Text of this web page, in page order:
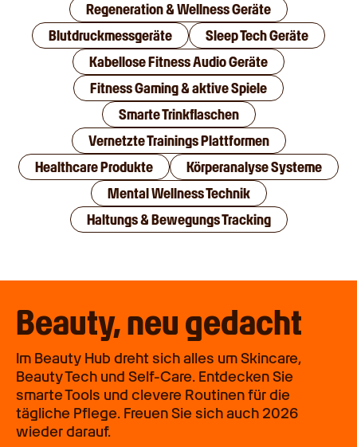
Regeneration & Wellness Geräte
Blutdruckmessgeräte
Sleep Tech Geräte
Kabellose Fitness Audio Geräte
Fitness Gaming & aktive Spiele
Smarte Trinkflaschen
Vernetzte Trainings Plattformen
Healthcare Produkte
Körperanalyse Systeme
Mental Wellness Technik
Haltungs & Bewegungs Tracking
Beauty, neu gedacht
Im Beauty Hub dreht sich alles um Skincare,
Beauty Tech und Self-Care. Entdecken Sie
smarte Tools und clevere Routinen für die
tägliche Pflege. Freuen Sie sich auch 2026
wieder darauf.